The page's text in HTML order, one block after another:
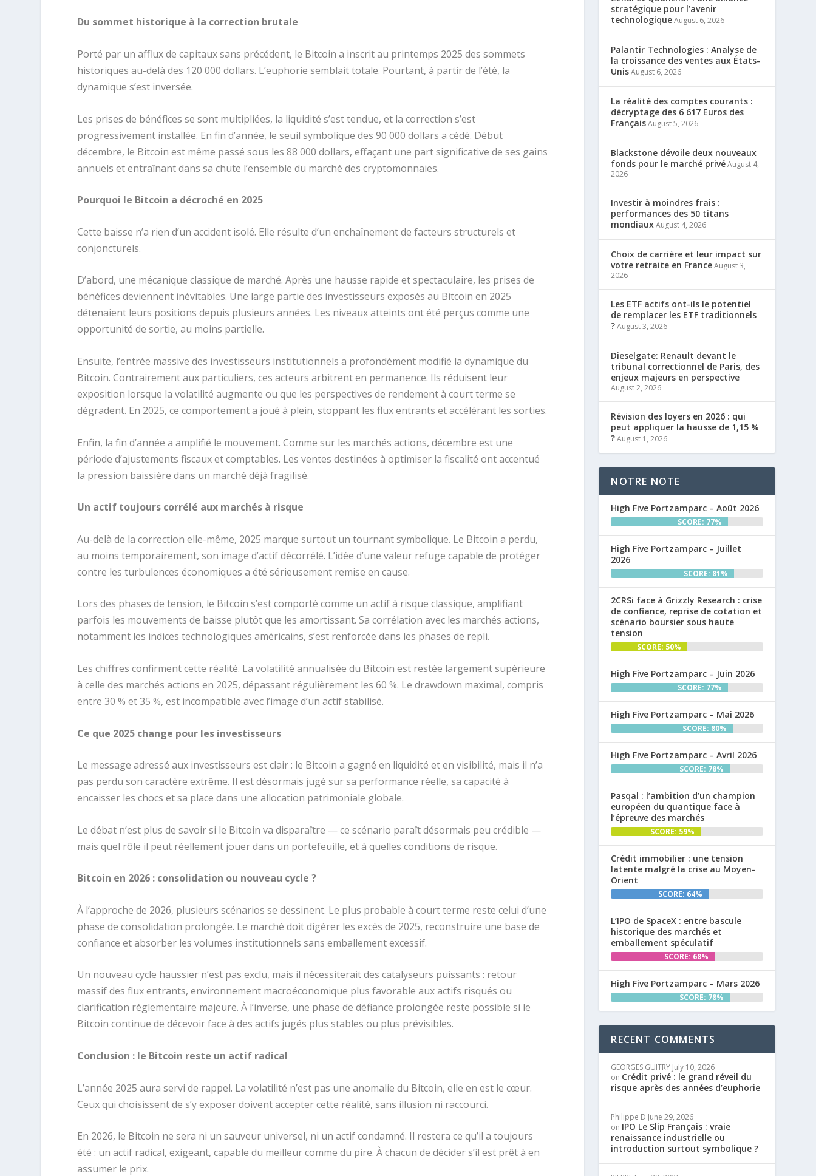
Du sommet historique à la correction brutale
Porté par un afflux de capitaux sans précédent, le Bitcoin a inscrit au printemps 2025 des sommets
historiques au-delà des 120 000 dollars. L’euphorie semblait totale. Pourtant, à partir de l’été, la
dynamique s’est inversée.
Les prises de bénéfices se sont multipliées, la liquidité s’est tendue, et la correction s’est
progressivement installée. En fin d’année, le seuil symbolique des 90 000 dollars a cédé. Début
décembre, le Bitcoin est même passé sous les 88 000 dollars, effaçant une part significative de ses gains
annuels et entraînant dans sa chute l’ensemble du marché des cryptomonnaies.
Pourquoi le Bitcoin a décroché en 2025
Cette baisse n’a rien d’un accident isolé. Elle résulte d’un enchaînement de facteurs structurels et
conjoncturels.
D’abord, une mécanique classique de marché. Après une hausse rapide et spectaculaire, les prises de
bénéfices deviennent inévitables. Une large partie des investisseurs exposés au Bitcoin en 2025
détenaient leurs positions depuis plusieurs années. Les niveaux atteints ont été perçus comme une
opportunité de sortie, au moins partielle.
Ensuite, l’entrée massive des investisseurs institutionnels a profondément modifié la dynamique du
Bitcoin. Contrairement aux particuliers, ces acteurs arbitrent en permanence. Ils réduisent leur
exposition lorsque la volatilité augmente ou que les perspectives de rendement à court terme se
dégradent. En 2025, ce comportement a joué à plein, stoppant les flux entrants et accélérant les sorties.
Enfin, la fin d’année a amplifié le mouvement. Comme sur les marchés actions, décembre est une
période d’ajustements fiscaux et comptables. Les ventes destinées à optimiser la fiscalité ont accentué
la pression baissière dans un marché déjà fragilisé.
Un actif toujours corrélé aux marchés à risque
Au-delà de la correction elle-même, 2025 marque surtout un tournant symbolique. Le Bitcoin a perdu,
au moins temporairement, son image d’actif décorrélé. L’idée d’une valeur refuge capable de protéger
contre les turbulences économiques a été sérieusement remise en cause.
Lors des phases de tension, le Bitcoin s’est comporté comme un actif à risque classique, amplifiant
parfois les mouvements de baisse plutôt que les amortissant. Sa corrélation avec les marchés actions,
notamment les indices technologiques américains, s’est renforcée dans les phases de repli.
Les chiffres confirment cette réalité. La volatilité annualisée du Bitcoin est restée largement supérieure
à celle des marchés actions en 2025, dépassant régulièrement les 60 %. Le drawdown maximal, compris
entre 30 % et 35 %, est incompatible avec l’image d’un actif stabilisé.
Ce que 2025 change pour les investisseurs
Le message adressé aux investisseurs est clair : le Bitcoin a gagné en liquidité et en visibilité, mais il n’a
pas perdu son caractère extrême. Il est désormais jugé sur sa performance réelle, sa capacité à
encaisser les chocs et sa place dans une allocation patrimoniale globale.
Le débat n’est plus de savoir si le Bitcoin va disparaître — ce scénario paraît désormais peu crédible —
mais quel rôle il peut réellement jouer dans un portefeuille, et à quelles conditions de risque.
Bitcoin en 2026 : consolidation ou nouveau cycle ?
À l’approche de 2026, plusieurs scénarios se dessinent. Le plus probable à court terme reste celui d’une
phase de consolidation prolongée. Le marché doit digérer les excès de 2025, reconstruire une base de
confiance et absorber les volumes institutionnels sans emballement excessif.
Un nouveau cycle haussier n’est pas exclu, mais il nécessiterait des catalyseurs puissants : retour
massif des flux entrants, environnement macroéconomique plus favorable aux actifs risqués ou
clarification réglementaire majeure. À l’inverse, une phase de défiance prolongée reste possible si le
Bitcoin continue de décevoir face à des actifs jugés plus stables ou plus prévisibles.
Conclusion : le Bitcoin reste un actif radical
L’année 2025 aura servi de rappel. La volatilité n’est pas une anomalie du Bitcoin, elle en est le cœur.
Ceux qui choisissent de s’y exposer doivent accepter cette réalité, sans illusion ni raccourci.
En 2026, le Bitcoin ne sera ni un sauveur universel, ni un actif condamné. Il restera ce qu’il a toujours
été : un actif radical, exigeant, capable du meilleur comme du pire. À chacun de décider s’il est prêt à en
assumer le prix.
stratégique pour l’avenir
technologiqueAugust 6, 2026
Palantir Technologies : Analyse de
la croissance des ventes aux États-
UnisAugust 6, 2026
La réalité des comptes courants :
décryptage des 6 617 Euros des
FrançaisAugust 5, 2026
Blackstone dévoile deux nouveaux
fonds pour le marché privéAugust 4,
2026
Investir à moindres frais :
performances des 50 titans
mondiauxAugust 4, 2026
Choix de carrière et leur impact sur
votre retraite en FranceAugust 3,
2026
Les ETF actifs ont-ils le potentiel
de remplacer les ETF traditionnels
?August 3, 2026
Dieselgate: Renault devant le
tribunal correctionnel de Paris, des
enjeux majeurs en perspective
August 2, 2026
Révision des loyers en 2026 : qui
peut appliquer la hausse de 1,15 %
?August 1, 2026
NOTRE NOTE
High Five Portzamparc – Août 2026
SCORE: 77%
High Five Portzamparc – Juillet
2026
SCORE: 81%
2CRSi face à Grizzly Research : crise
de confiance, reprise de cotation et
scénario boursier sous haute
tension
SCORE: 50%
High Five Portzamparc – Juin 2026
SCORE: 77%
High Five Portzamparc – Mai 2026
SCORE: 80%
High Five Portzamparc – Avril 2026
SCORE: 78%
Pasqal : l’ambition d’un champion
européen du quantique face à
l’épreuve des marchés
SCORE: 59%
Crédit immobilier : une tension
latente malgré la crise au Moyen-
Orient
SCORE: 64%
L’IPO de SpaceX : entre bascule
historique des marchés et
emballement spéculatif
SCORE: 68%
High Five Portzamparc – Mars 2026
SCORE: 78%
RECENT COMMENTS
GEORGES GUITRY July 10, 2026
on Crédit privé : le grand réveil du
risque après des années d’euphorie
Philippe D June 29, 2026
on IPO Le Slip Français : vraie
renaissance industrielle ou
introduction surtout symbolique ?